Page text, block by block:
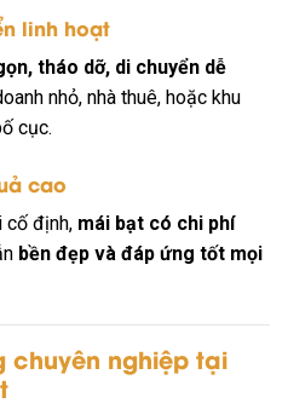
linh hoạt
tháo dỡ, di chuyển dễ
nhỏ, nhà thuê, hoặc khu
cục.
cao
cố định, mái bạt có chi phí
bền đẹp và đáp ứng tốt mọi
chuyên nghiệp tại